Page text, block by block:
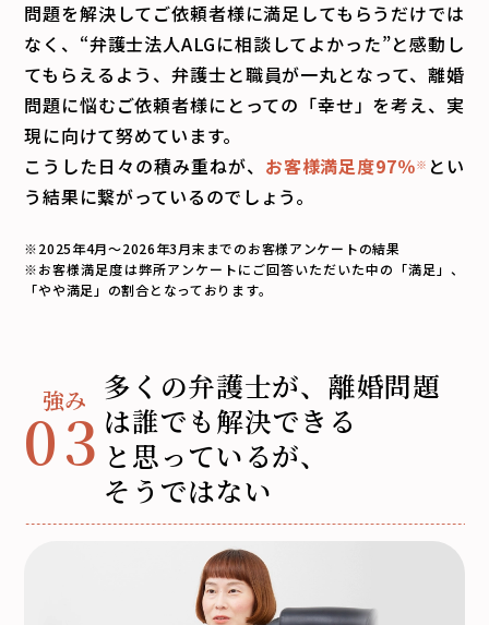
問題を解決してご依頼者様に満足してもらうだけでは
なく、“弁護士法人ALGに相談してよかった”と感動し
てもらえるよう、弁護士と職員が一丸となって、離婚
問題に悩むご依頼者様にとっての「幸せ」を考え、実
現に向けて努めています。
こうした日々の積み重ねが、 お客様満足度97％※ とい
う結果に繋がっているのでしょう。
※2025年4月～2026年3月末までのお客様アンケートの結果
※お客様満足度は弊所アンケートにご回答いただいた中の「満足」、
「やや満足」の割合となっております。
03
多くの弁護士が、離婚問題
は誰でも解決できる
と思っているが、
そうではない